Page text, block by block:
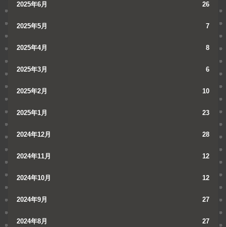
2025年6月 26
2025年5月 7
2025年4月 8
2025年3月 6
2025年2月 10
2025年1月 23
2024年12月 28
2024年11月 12
2024年10月 12
2024年9月 27
2024年8月 27